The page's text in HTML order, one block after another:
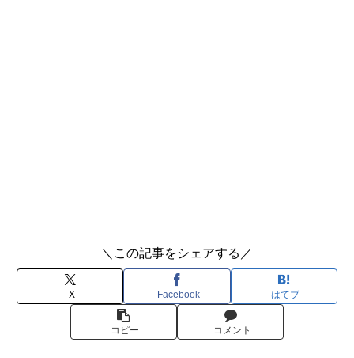
＼この記事をシェアする／
X Facebook はてブ
コピー コメント